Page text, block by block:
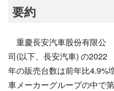
要約
重慶長安汽車股份有限公
司(以下、長安汽車) の2022
年の販売台数は前年比4.9%
車メーカーグループの中で第